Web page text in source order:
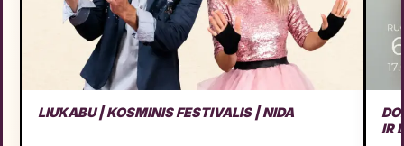
LIUKABU | KOSMINIS FESTIVALIS | NIDA
IR